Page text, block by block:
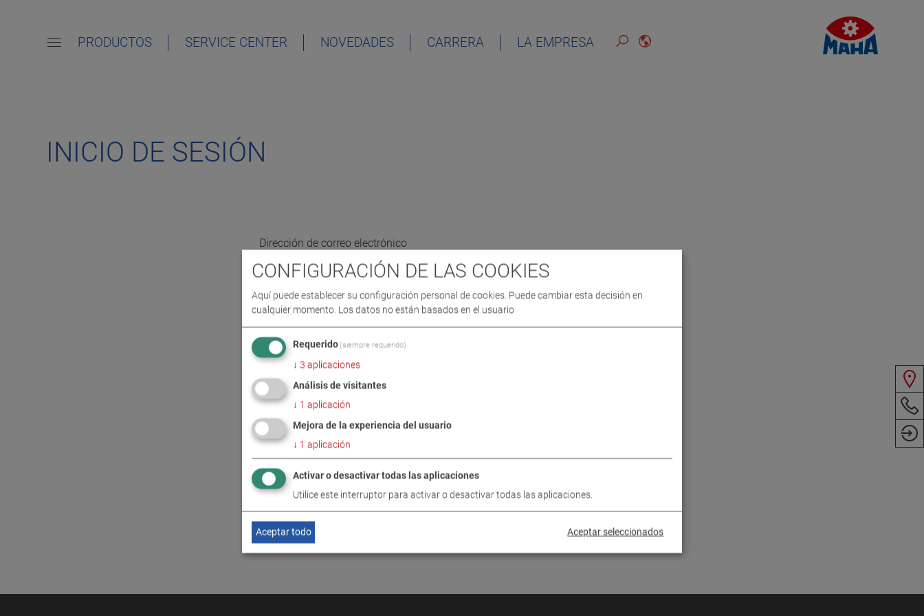
PRODUCTOS SERVICE CENTER NOVEDADES CARRERA LA EMPRESA
INICIO DE SESIÓN
Dirección de correo electrónico
CONFIGURACIÓN DE LAS COOKIES
Aquí puede establecer su configuración personal de cookies. Puede cambiar esta decisión en
cualquier momento. Los datos no están basados en el usuario
Requerido (siempre requerido)
↓ 3 aplicaciones
Análisis de visitantes
↓ 1 aplicación
Mejora de la experiencia del usuario
↓ 1 aplicación
Activar o desactivar todas las aplicaciones
Utilice este interruptor para activar o desactivar todas las aplicaciones.
Aceptar seleccionados
Aceptar todo